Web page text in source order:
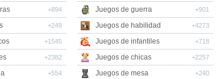
+894
+249
+1545
+2382
+554
Juegos de guerra +901
Juegos de habilidad +4273
Juegos de infantiles +718
Juegos de chicas +2257
Juegos de mesa +240